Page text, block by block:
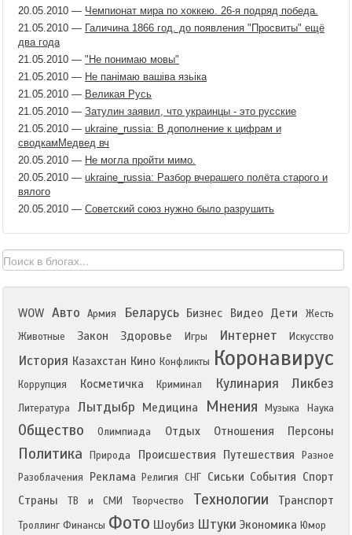
20.05.2010 — Чемпионат мира по хоккею. 26-я подряд победа.
21.05.2010 — Галичина 1866 год. до появления "Просвиты" ещё
два года
21.05.2010 — "Не понимаю мовы"
21.05.2010 — Не панімаю вашіва язьіка
21.05.2010 — Великая Русь
21.05.2010 — Затулин заявил, что украинцы - это русские
21.05.2010 — ukraine_russia: В дополнение к цифрам и
сводкамМедвед вч
20.05.2010 — Не могла пройти мимо.
20.05.2010 — ukraine_russia: Разбор вчерашего полёта старого и
вялого
20.05.2010 — Советский союз нужно было разрушить
WOW Авто Армия Беларусь Бизнес Видео Дети
Жесть
Животные
Закон Здоровье Игры Интернет Искусство
История Казахстан Кино Конфликты Коронавирус
Коррупция Косметичка Криминал Кулинария Ликбез
Литература Лытдыбр Медицина Мнения Музыка Наука
Общество Олимпиада Отдых Отношения Персоны
Политика Природа Происшествия Путешествия
Разное
Разоблачения
Реклама Религия СНГ Сиськи События Спорт
Страны
ТВ и СМИ Творчество Технологии Транспорт
Троллинг Финансы Фото Шоубиз Штуки Экономика Юмор